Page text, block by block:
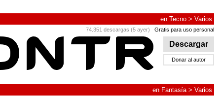
en Tecno > Varios
74.351 descargas (5 ayer) Gratis para uso personal
Descargar
Donar al autor
en Fantasía> Varios